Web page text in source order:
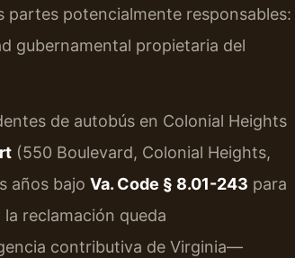
partes potencialmente responsables:
gubernamental propietaria del
de autobús en Colonial Heights
(550 Boulevard, Colonial Heights,
años bajo Va. Code § 8.01-243 para
reclamación queda
contributiva de Virginia—